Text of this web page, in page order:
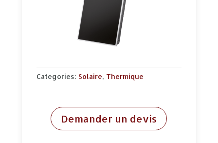
Categories: Solaire, Thermique
Demander un devis